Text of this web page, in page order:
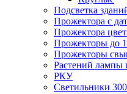
Подсветка
Прожектора с
Прожектора
Прожекторы до
Прожекторы
Растений лампы
РКУ
Светильники